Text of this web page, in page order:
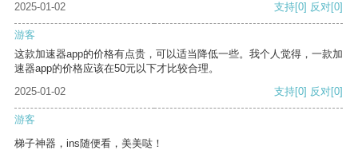
2025-01-02
支持[0] 反对[0]
游客
这款加速器app的价格有点贵，可以适当降低一些。我个人觉得，一款加
速器app的价格应该在50元以下才比较合理。
2025-01-02
支持[0] 反对[0]
游客
梯子神器，ins随便看，美美哒！